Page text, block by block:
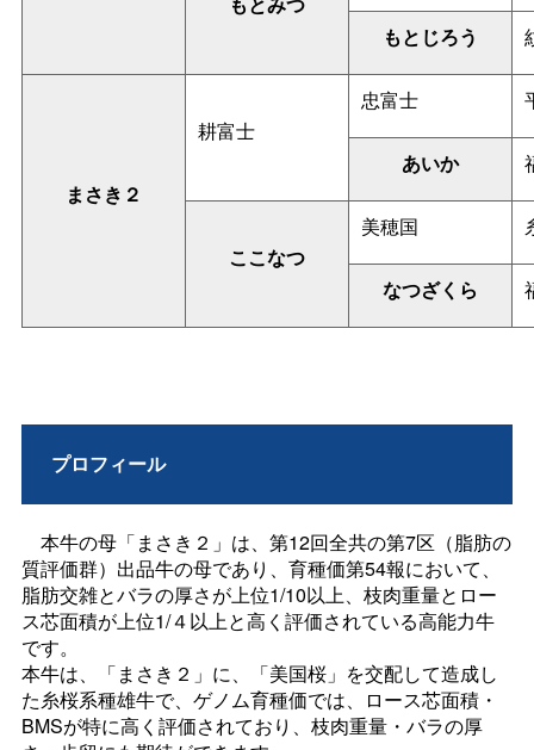
もとじろう
まさき２
耕富士
忠富士
あいか
ここなつ
美穂国
なつざくら
プロフィール
本牛の母「まさき２」は、第12回全共の第7区（脂肪の
質評価群）出品牛の母であり、育種価第54報において、
脂肪交雑とバラの厚さが上位1/10以上、枝肉重量とロー
ス芯面積が上位1/４以上と高く評価されている高能力牛
です。
本牛は、「まさき２」に、「美国桜」を交配して造成し
た糸桜系種雄牛で、ゲノム育種価では、ロース芯面積・
BMSが特に高く評価されており、枝肉重量・バラの厚